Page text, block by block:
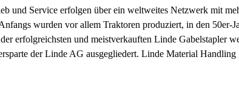
und Service erfolgen über ein weltweites Netzwerk mit
wurden vor allem Traktoren produziert, in den 50er-
erfolgreichsten und meistverkauften Linde Gabelstapler
der Linde AG ausgegliedert. Linde Material